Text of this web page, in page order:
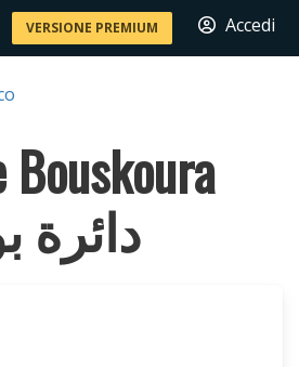
VERSIONE PREMIUM Accedi
دائرة